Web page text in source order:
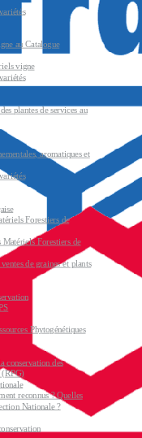
au Catalogue
vigne
plantes de services au
aromatiques et
Forestiers de
Matériels Forestiers de
de graines et plants
Phytogénétiques
conservation des
(RPG)
reconnus ? Quelles
Nationale ?